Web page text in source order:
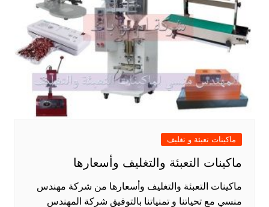
ماكينات تعبئة و تغليف
ماكينات التعبئة والتغليف وأسعارها
ماكينات التعبئة والتغليف وأسعارها من شركة مهندس
منسي مع تحياتنا و تمنياتنا بالتوفيق شركة المهندس